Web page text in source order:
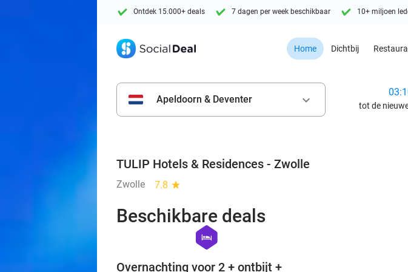
Ontdek 15.000+ deals 7 dagen per week beschikbaar 10+ miljoen
Home Dichtbij
Apeldoorn & Deventer keyboard_arrow_down tot de
TULIP Hotels & Residences - Zwolle
Zwolle 7.8 star
Beschikbare deals
hexagon
hotel
Overnachting voor 2 + ontbijt +